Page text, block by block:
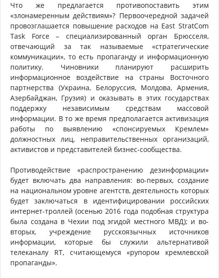
Что же предлагается противопоставить этим
«злонамеренным действиям»? Первоочередной задачей
провозглашается повышение расходов на East StratCom
Task Force – специализированный орган Брюсселя,
отвечающий за так называемые «стратегические
коммуникации», то есть пропаганду и информационную
политику. Чиновники планируют расширить
информационное воздействие на страны Восточного
партнерства (Украина, Белоруссия, Молдова, Армения,
Азербайджан, Грузия) и оказывать в этих государствах
поддержку независимым средствам массовой
информации. В то же время предполагается активизация
работы по выявлению «спонсируемых Кремлем»
должностных лиц, неправительственных организаций,
активистов и представителей бизнес-сообщества.
Противодействие «распространению дезинформации»
будет включать два направления: во-первых, создание
на национальном уровне агентств, деятельность которых
будет заключаться в идентифицировании российских
интернет-троллей (осенью 2016 года подобная структура
была создана в Чехии под эгидой местного МВД); и во-
вторых, учреждение русскоязычных источников
информации, которые бы служили альтернативой
телеканалу RT, считающемуся «рупором кремлевской
пропаганды».